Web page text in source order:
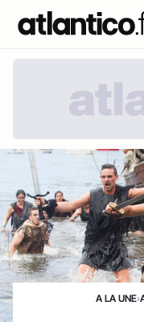
A LA UNE›